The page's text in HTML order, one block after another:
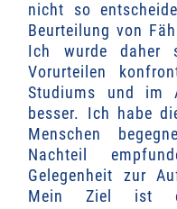
nicht so
Beurteilung von
Ich wurde daher
Vorurteilen
Studiums und im
besser. Ich habe
Menschen
Nachteil
Gelegenheit zur
Mein Ziel ist